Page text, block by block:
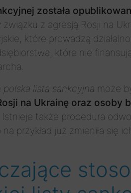
została
z agresją Rosji na
które prowadzą
które nie
polska lista sankcyjna może
na Ukrainę oraz osoby
Istnieje także procedura
przykład już zmieniła się